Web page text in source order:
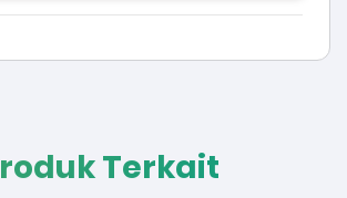
Terkait